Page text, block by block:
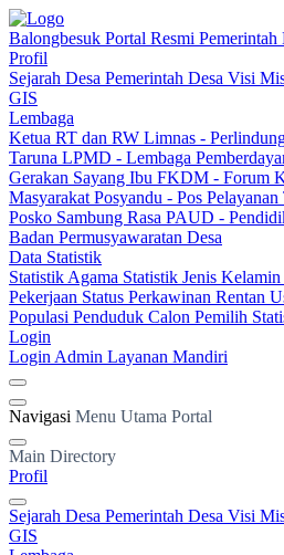
Balongbesuk Portal Resmi Pemerintah
Profil
Sejarah Desa Pemerintah Desa Visi
GIS
Lembaga
Ketua RT dan RW Limnas -
Taruna LPMD - Lembaga
Gerakan Sayang Ibu FKDM - Forum
Masyarakat Posyandu - Pos Pelayanan
Posko Sambung Rasa PAUD -
Badan Permusyawaratan Desa
Data Statistik
Statistik Agama Statistik Jenis Kelamin
Pekerjaan Status Perkawinan Rentan
Populasi Penduduk Calon Pemilih
Login
Login Admin Layanan Mandiri
Navigasi Menu Utama Portal
Main Directory
Profil
Sejarah Desa Pemerintah Desa Visi
GIS